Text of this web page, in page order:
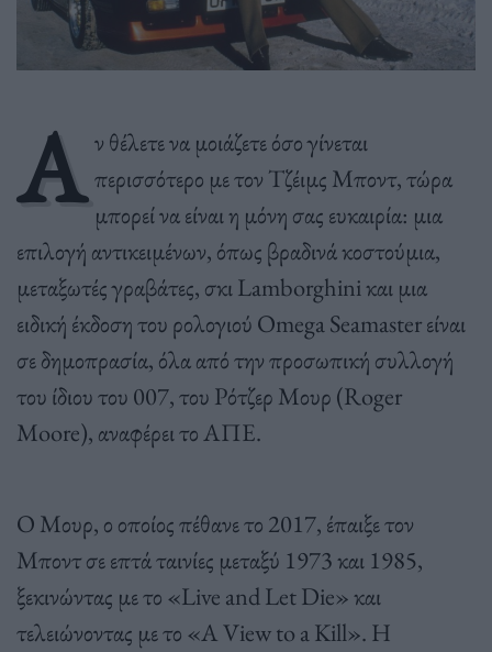
Α ν θέλετε να μοιάζετε όσο γίνεται
περισσότερο με τον Τζέιμς Μποντ, τώρα
μπορεί να είναι η μόνη σας ευκαιρία: μια
επιλογή αντικειμένων, όπως βραδινά κοστούμια,
μεταξωτές γραβάτες, σκι Lamborghini και μια
ειδική έκδοση του ρολογιού Omega Seamaster είναι
σε δημοπρασία, όλα από την προσωπική συλλογή
του ίδιου του 007, του Ρότζερ Μουρ (Roger
Moore), αναφέρει το ΑΠΕ.
Ο Μουρ, ο οποίος πέθανε το 2017, έπαιξε τον
Μποντ σε επτά ταινίες μεταξύ 1973 και 1985,
ξεκινώντας με το «Live and Let Die» και
τελειώνοντας με το «A View to a Kill». Η